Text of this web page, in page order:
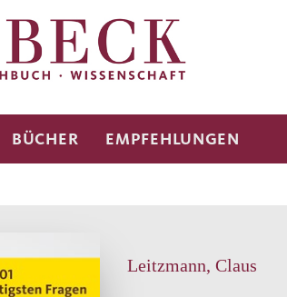
BÜCHER EMPFEHLUNGEN
Leitzmann, Claus